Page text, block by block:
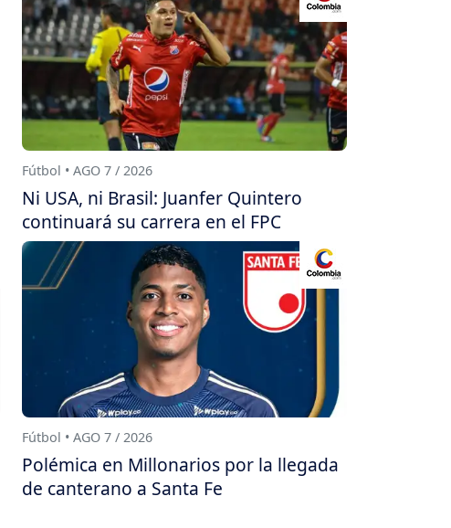
Fútbol • AGO 7 / 2026
Ni USA, ni Brasil: Juanfer Quintero
continuará su carrera en el FPC
Fútbol • AGO 7 / 2026
Polémica en Millonarios por la llegada
de canterano a Santa Fe